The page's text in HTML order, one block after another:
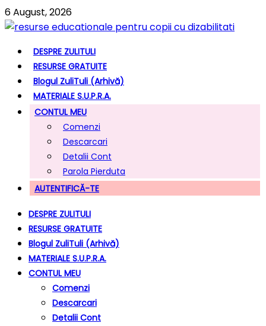
6 August, 2026
DESPRE ZULITULI
RESURSE GRATUITE
Blogul ZuliTuli (arhivă)
MATERIALE S.U.P.R.A.
CONTUL MEU
Comenzi
Descarcari
Detalii Cont
Parola Pierduta
AUTENTIFICĂ-TE
DESPRE ZULITULI
RESURSE GRATUITE
Blogul ZuliTuli (arhivă)
MATERIALE S.U.P.R.A.
CONTUL MEU
Comenzi
Descarcari
Detalii Cont